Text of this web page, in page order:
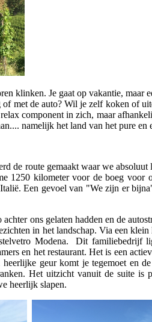
klinken. Je gaat op vakantie,
met de auto? Wil je zelf koken of
component in zich, maar
namelijk het land van het pure
de route gemaakt waar we
1250 kilometer voor de boeg
Een gevoel van "We zijn er
ons gelaten hadden en de
in het landschap. Via een
Modena. Dit familiebedrijf
en het restaurant. Het is een
geur komt je tegemoet en
Het uitzicht vanuit de suite
heerlijk slapen.